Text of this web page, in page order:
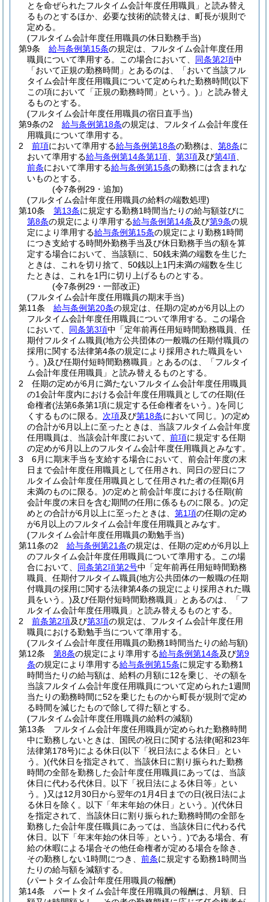
とを命ぜられたフルタイム会計年度任用職員」と読み替え
るものとするほか、必要な技術的読替えは、町長が規則で
定める。
(フルタイム会計年度任用職員の休日勤務手当)
第9条
給与条例第15条の規定は、フルタイム会計年度任用
職員について準用する。
この場合において、 同条第2項中
「おいて正規の勤務時間」とあるのは、「おいて当該フル
タイム会計年度任用職員について定められた勤務時間(以下
この項において「正規の勤務時間」という。) 」と読み替え
るものとする。
(フルタイム会計年度任用職員の宿日直手当)
第9条の2
給与条例第18条の規定は、フルタイム会計年度任
用職員について準用する。
2
前項において準用する給与条例第18条の勤務は、 第8条に
おいて準用する給与条例第14条第1項 第3項及び第4項
前条において準用する給与条例第15条の勤務には含まれな
いものとする。
(令7条例29・追加)
(フルタイム会計年度任用職員の給料の端数処理)
第10条
第13条に規定する勤務1時間当たりの給与額並びに
第8条の規定により準用する給与条例第14条及び第9条の規
定により準用する給与条例第15条の規定により勤務1時間
につき支給する時間外勤務手当及び休日勤務手当の額を算
定する場合において、当該額に、50銭未満の端数を生じた
ときは、これを切り捨て、50銭以上1円未満の端数を生じ
たときは、これを1円に切り上げるものとする。
(令7条例29・一部改正)
(フルタイム会計年度任用職員の期末手当)
第11条
給与条例第20条の規定は、任期の定めが6月以上の
フルタイム会計年度任用職員について準用する。
この場合
において、 同条第3項中「定年前再任用短時間勤務職員、任
期付フルタイム職員(地方公共団体の一般職の任期付職員の
採用に関する法律第4条の規定により採用された職員をい
う。)及び任期付短時間勤務職員」とあるのは、「フルタイ
ム会計年度任用職員」と読み替えるものとする。
2
任期の定めが6月に満たないフルタイム会計年度任用職員
の1会計年度内における会計年度任用職員としての任期(任
命権者(法第6条第1項に規定する任命権者をいう。)を同じ
くするものに限る。 次項及び第18条において同じ。)の定め
の合計が6月以上に至ったときは、当該フルタイム会計年度
任用職員は、当該会計年度において、 前項に規定する任期
の定めが6月以上のフルタイム会計年度任用職員とみなす。
3
6月に期末手当を支給する場合において、前会計年度の末
日まで会計年度任用職員として任用され、同日の翌日にフ
ルタイム会計年度任用職員として任用された者の任期(6月
未満のものに限る。)の定めと前会計年度における任期(前
会計年度の末日を含む期間の任用に係るものに限る。)の定
めとの合計が6月以上に至ったときは、 第1項の任期の定め
が6月以上のフルタイム会計年度任用職員とみなす。
(フルタイム会計年度任用職員の勤勉手当)
第11条の2
給与条例第21条の規定は、任期の定めが6月以上
のフルタイム会計年度任用職員について準用する。
この場
合において、 同条第2項第2号中「定年前再任用短時間勤務
職員、任期付フルタイム職員(地方公共団体の一般職の任期
付職員の採用に関する法律第4条の規定により採用された職
員をいう。)及び任期付短時間勤務職員」とあるのは、「フ
ルタイム会計年度任用職員」と読み替えるものとする。
2
前条第2項及び第3項の規定は、フルタイム会計年度任用
職員における勤勉手当について準用する。
(フルタイム会計年度任用職員の勤務1時間当たりの給与額)
第12条
第8条の規定により準用する給与条例第14条及び第9
条の規定により準用する給与条例第15条に規定する勤務1
時間当たりの給与額は、給料の月額に12を乗じ、その額を
当該フルタイム会計年度任用職員について定められた1週間
当たりの勤務時間に52を乗じたものから町長が規則で定め
る時間を減じたもので除して得た額とする。
(フルタイム会計年度任用職員の給料の減額)
第13条
フルタイム会計年度任用職員が定められた勤務時間
中に勤務しないときは、国民の祝日に関する法律(昭和23年
法律第178号)による休日(以下「祝日法による休日」とい
う。)(代休日を指定されて、当該休日に割り振られた勤務
時間の全部を勤務した会計年度任用職員にあっては、当該
休日に代わる代休日。以下「祝日法による休日等」とい
う。)又は12月30日から翌年の1月4日までの日(祝日法によ
る休日を除く。以下「年末年始の休日」という。)(代休日
を指定されて、当該休日に割り振られた勤務時間の全部を
勤務した会計年度任職員にあっては、当該休日に代わる代
休日。以下「年末年始の休日等」という。)である場合、有
給の休暇による場合その他任命権者が定める場合を除き、
その勤務しない1時間につき、 前条に規定する勤務1時間当
たりの給与額を減額する。
(パートタイム会計年度任用職員の報酬)
第14条
パートタイム会計年度任用職員の報酬は、月額、日